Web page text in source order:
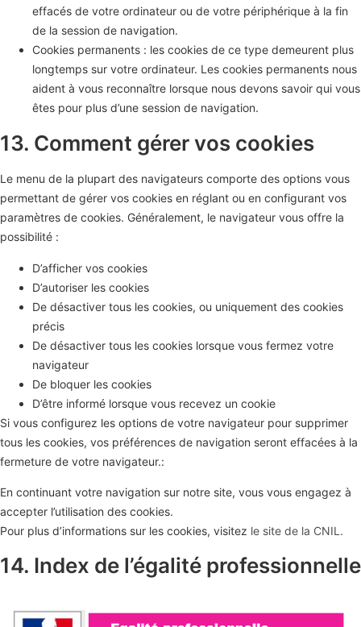
effacés de votre ordinateur ou de votre périphérique à la fin
de la session de navigation.
Cookies permanents : les cookies de ce type demeurent plus
longtemps sur votre ordinateur. Les cookies permanents nous
aident à vous reconnaître lorsque nous devons savoir qui vous
êtes pour plus d’une session de navigation.
13. Comment gérer vos cookies
Le menu de la plupart des navigateurs comporte des options vous
permettant de gérer vos cookies en réglant ou en configurant vos
paramètres de cookies. Généralement, le navigateur vous offre la
possibilité :
D’afficher vos cookies
D’autoriser les cookies
De désactiver tous les cookies, ou uniquement des cookies
précis
De désactiver tous les cookies lorsque vous fermez votre
navigateur
De bloquer les cookies
D’être informé lorsque vous recevez un cookie
Si vous configurez les options de votre navigateur pour supprimer
tous les cookies, vos préférences de navigation seront effacées à la
fermeture de votre navigateur.:
En continuant votre navigation sur notre site, vous vous engagez à
accepter l’utilisation des cookies.
Pour plus d’informations sur les cookies, visitez le site de la CNIL.
14. Index de l’égalité professionnelle